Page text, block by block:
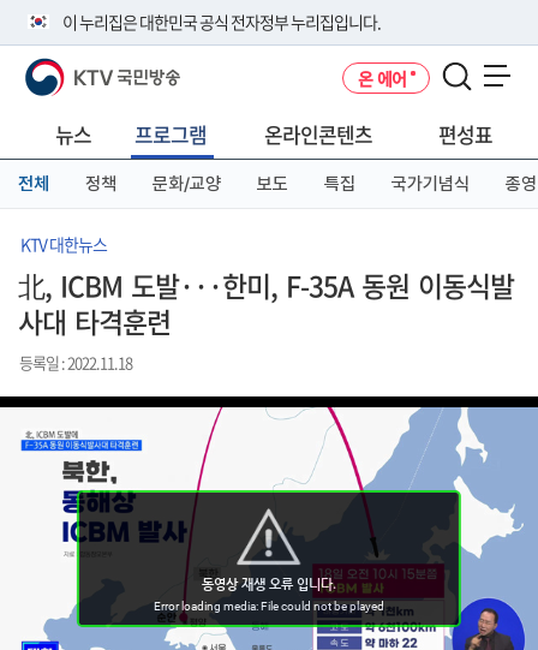
이 누리집은 대한민국 공식 전자정부 누리집입니다.
공식 누리집 주소 확인하기
니다.
이밖에 or.kr 또는 .kr등 다른 도메인 주소를 사용하고 있다면 아래 URL에
서 도메인 주소를 확인해 보세요
KTV 국민방송 온 에어
뉴스 프로그램 온라인콘텐츠 편성표
전체 정책 문화/교양 보도 특집 국가기념식 종영
KTV 대한뉴스
北, ICBM 도발···한미, F-35A 동원 이동식발
사대 타격훈련
등록일 : 2022.11.18